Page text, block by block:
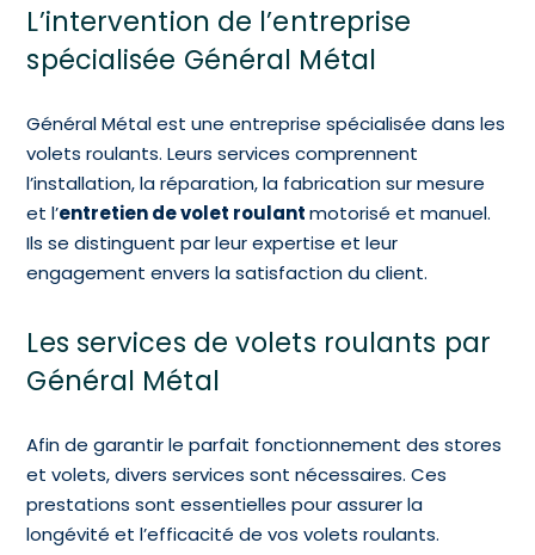
L’intervention de l’entreprise
spécialisée Général Métal
Général Métal est une entreprise spécialisée dans les
volets roulants. Leurs services comprennent
l’installation, la réparation, la fabrication sur mesure
et l’entretien de volet roulantmotorisé et manuel.
Ils se distinguent par leur expertise et leur
engagement envers la satisfaction du client.
Les services de volets roulants par
Général Métal
Afin de garantir le parfait fonctionnement des stores
et volets, divers services sont nécessaires. Ces
prestations sont essentielles pour assurer la
longévité et l’efficacité de vos volets roulants.